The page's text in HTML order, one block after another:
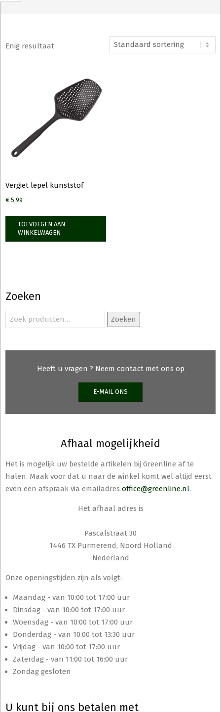
Enig resultaat
Vergiet lepel kunststof
€ 5,99
TOEVOEGEN AAN
WINKELWAGEN
Zoeken
Zoeken
naar:
Zoeken
Heeft u vragen ? Neem contact met ons op
E-MAIL ONS
Afhaal mogelijkheid
Het is mogelijk uw bestelde artikelen bij Greenline af te
halen. Maak voor dat u naar de winkel komt wel altijd eerst
even een afspraak via emailadres office@greenline.nl.
Het afhaal adres is
Pascalstraat 30
1446 TX Purmerend, Noord Holland
Nederland
Onze openingstijden zijn als volgt:
Maandag - van 10:00 tot 17:00 uur
Dinsdag - van 10:00 tot 17:00 uur
Woensdag - van 10:00 tot 17:00 uur
Donderdag - van 10:00 tot 13:30 uur
Vrijdag - van 10:00 tot 17:00 uur
Zaterdag - van 11:00 tot 16:00 uur
Zondag gesloten
U kunt bij ons betalen met